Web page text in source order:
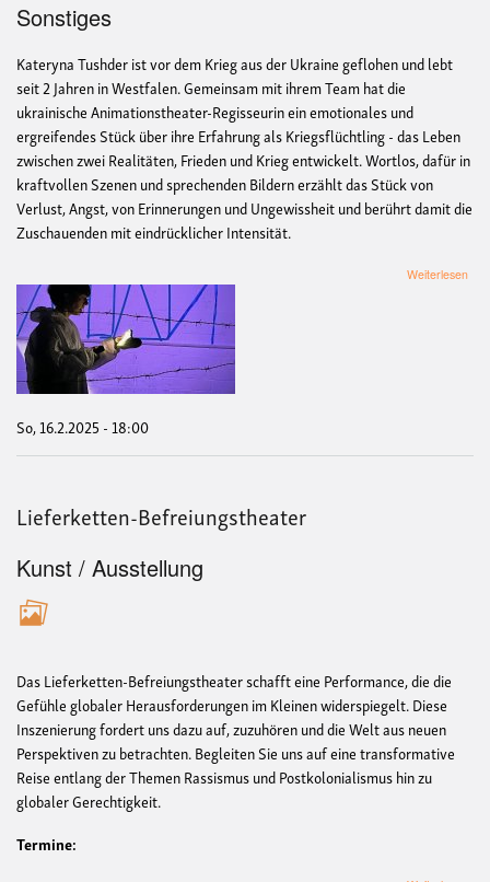
Sonstiges
Kateryna Tushder ist vor dem Krieg aus der Ukraine geflohen und lebt
seit 2 Jahren in Westfalen. Gemeinsam mit ihrem Team hat die
ukrainische Animationstheater-Regisseurin ein emotionales und
ergreifendes Stück über ihre Erfahrung als Kriegsflüchtling - das Leben
zwischen zwei Realitäten, Frieden und Krieg entwickelt. Wortlos, dafür in
kraftvollen Szenen und sprechenden Bildern erzählt das Stück von
Verlust, Angst, von Erinnerungen und Ungewissheit und berührt damit die
Zuschauenden mit eindrücklicher Intensität.
Weiterlesen
So, 16.2.2025 - 18:00
Lieferketten-Befreiungstheater
Kunst / Ausstellung
Das Lieferketten-Befreiungstheater schafft eine Performance, die die
Gefühle globaler Herausforderungen im Kleinen widerspiegelt. Diese
Inszenierung fordert uns dazu auf, zuzuhören und die Welt aus neuen
Perspektiven zu betrachten. Begleiten Sie uns auf eine transformative
Reise entlang der Themen Rassismus und Postkolonialismus hin zu
globaler Gerechtigkeit.
Termine: